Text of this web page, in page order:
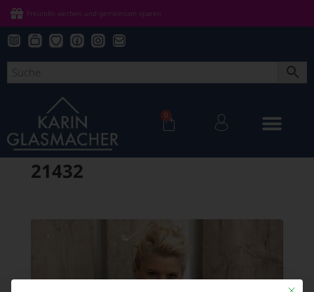
Freundin werben und gemeinsam sparen
0
21432
Mit